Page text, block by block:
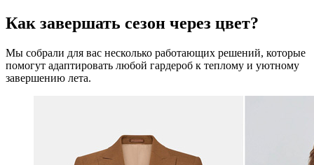
Как завершать сезон через цвет?
Мы собрали для вас несколько работающих решений, которые
помогут адаптировать любой гардероб к теплому и уютному
завершению лета.